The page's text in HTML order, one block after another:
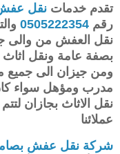
تقدم خدمات نقل
رقم 0505222354
نقل العفش من والى
بصفة عامة ونقل
ومن جيزان الى جميع
مدرب ومؤهل سواء كان
نقل الاثاث بجازان
عملائنا
شركة نقل عفش